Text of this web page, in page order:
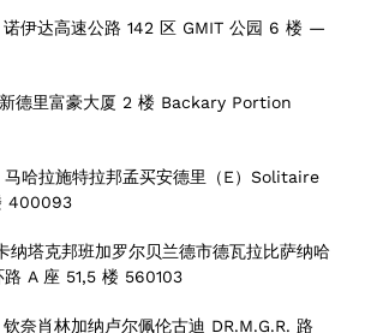
诺伊达高速公路 142 区 GMIT 公园 6 楼 —
德里富豪大厦 2 楼 Backary Portion
马哈拉施特拉邦孟买安德里（E）Solitaire
400093
纳塔克邦班加罗尔贝兰德市德瓦拉比萨纳哈
路 A 座 51,5 楼 560103
钦奈肖林加纳卢尔佩伦古迪 DR.M.G.R. 路